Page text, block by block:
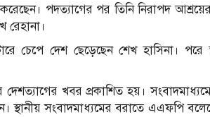
পদত্যাগের পর তিনি নিরাপদ
রেহানা।
চেপে দেশ ছেড়েছেন শেখ হাসিনা।
খবর প্রকাশিত হয়।
স্থানীয় সংবাদমাধ্যমের বরাতে এএফপি